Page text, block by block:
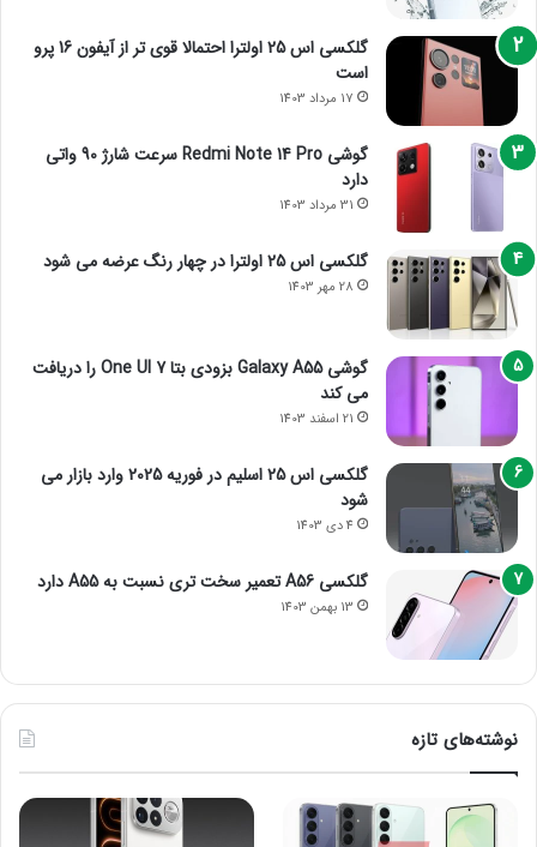
گلکسی اس 25 اولترا احتمالا قوی تر از آیفون 16 پرو
است
17 مرداد 1403
گوشی Redmi Note 14 Pro سرعت شارژ 90 واتی
دارد
31 مرداد 1403
گلکسی اس 25 اولترا در چهار رنگ عرضه می شود
28 مهر 1403
گوشی Galaxy A55 بزودی بتا One UI 7 را دریافت
می کند
21 اسفند 1403
گلکسی اس 25 اسلیم در فوریه 2025 وارد بازار می
شود
4 دی 1403
گلکسی A56 تعمیر سخت تری نسبت به A55 دارد
13 بهمن 1403
نوشته‌های تازه